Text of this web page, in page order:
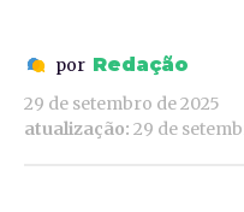
por Redação
29 de setembro de 2025
atualização: 29 de